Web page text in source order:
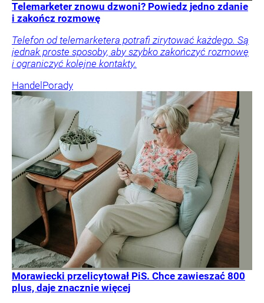
Telemarketer znowu dzwoni? Powiedz jedno zdanie
i zakończ rozmowę
Telefon od telemarketera potrafi zirytować każdego. Są
jednak proste sposoby, aby szybko zakończyć rozmowę
i ograniczyć kolejne kontakty.
Handel Porady
Morawiecki przelicytował PiS. Chce zawieszać 800
plus, daje znacznie więcej